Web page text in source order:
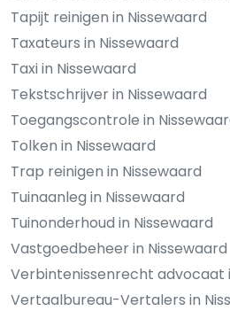
Tapijt reinigen in Nissewaard
Taxateurs in Nissewaard
Taxi in Nissewaard
Tekstschrijver in Nissewaard
Toegangscontrole in
Tolken in Nissewaard
Trap reinigen in Nissewaard
Tuinaanleg in Nissewaard
Tuinonderhoud in Nissewaard
Vastgoedbeheer in Nissewaard
Verbintenissenrecht advocaat
Vertaalbureau-Vertalers in